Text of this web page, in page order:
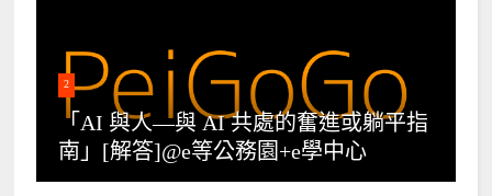
2
「AI 與人—與 AI 共處的奮進或躺平指
南」[解答]@e等公務園+e學中心